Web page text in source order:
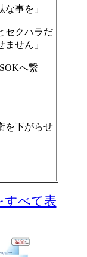
事を」
セクハラだ
せん」
へ繋
を下がらせ
すべて表